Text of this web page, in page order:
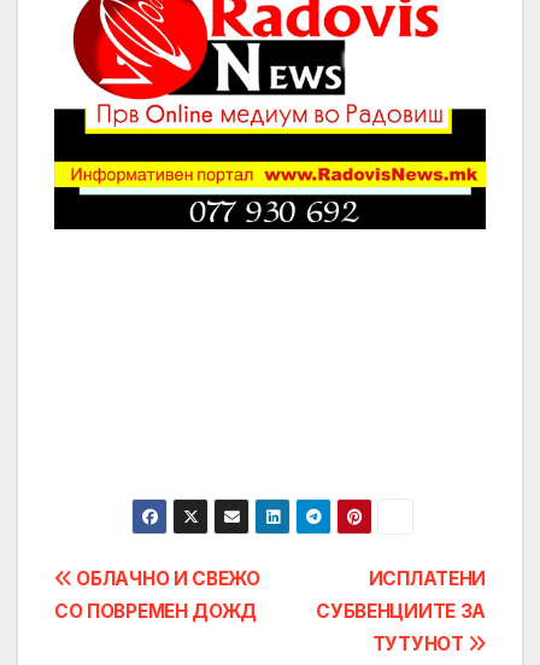
Post
navigation
ИСПЛАТЕНИ
СУБВЕНЦИИТЕ ЗА
ТУТУНОТ
ОБЛАЧНО И СВЕЖО
СО ПОВРЕМЕН ДОЖД